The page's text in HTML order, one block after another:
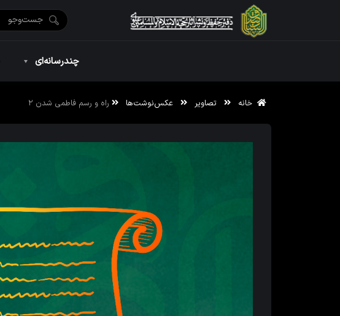
چندرسانه‌ای
خانه تصاویر عکس‌نوشت‌ها راه و رسم فاطمی شدن ۲